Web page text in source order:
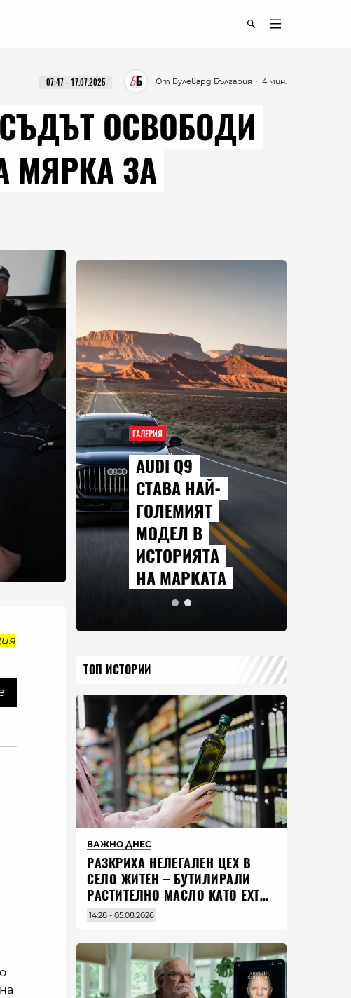
・ 4 мин.
От Булевард България
07:47 - 17.07.2025
ОСВОБОДИ
МЯРКА ЗА
ГАЛЕРИЯ
AUDI Q9
СТАВА НАЙ-
ГОЛЕМИЯТ
МОДЕЛ В
ИСТОРИЯТА
НА МАРКАТА
ТОП ИСТОРИИ
ВАЖНО ДНЕС
РАЗКРИХА НЕЛЕГАЛЕН ЦЕХ В
СЕЛО ЖИТЕН – БУТИЛИРАЛИ
РАСТИТЕЛНО МАСЛО КАТО EXTRA
VIRGIN ЗЕХТИН
14:28 - 05.08.2026